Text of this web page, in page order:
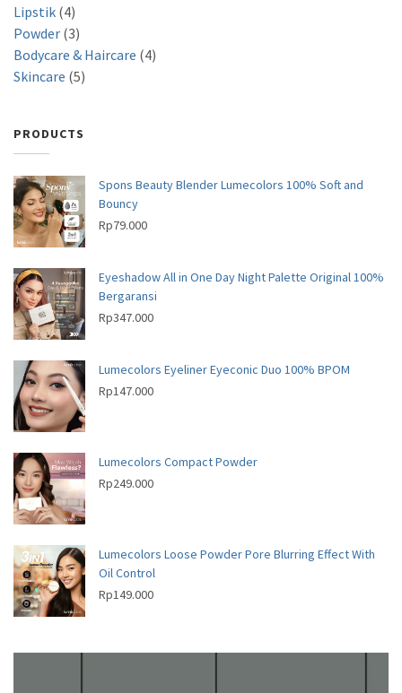
d d
r
o
d
t
Lipstik 44
p
r
o
c
s
Powder 33
p
r
u
t
s
Bodycare & Haircare 44
c
Skincare 55
o
u
t
s
PRODUCTS
Spons Beauty Blender Lumecolors 100% Soft and
Bouncy
Rp79.000
Eyeshadow All in One Day Night Palette Original 100%
Bergaransi
Rp347.000
Lumecolors Eyeliner Eyeconic Duo 100% BPOM
Rp147.000
Lumecolors Compact Powder
Rp249.000
Lumecolors Loose Powder Pore Blurring Effect With
Oil Control
Rp149.000